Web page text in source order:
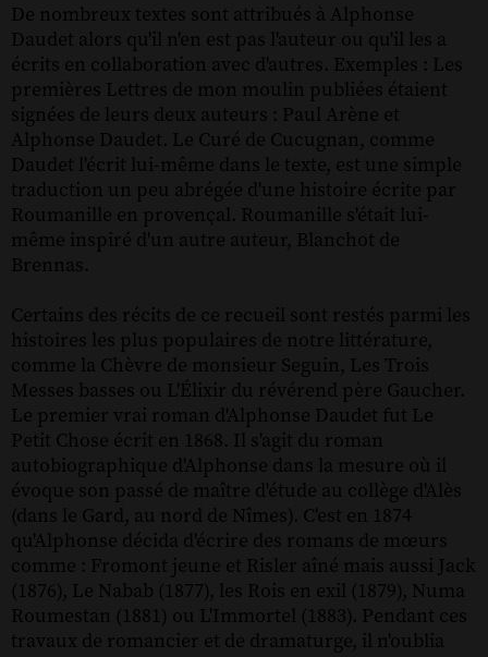
De nombreux textes sont attribués à Alphonse
Daudet alors qu'il n'en est pas l'auteur ou qu'il les a
écrits en collaboration avec d'autres. Exemples : Les
premières Lettres de mon moulin publiées étaient
signées de leurs deux auteurs : Paul Arène et
Alphonse Daudet. Le Curé de Cucugnan, comme
Daudet l'écrit lui-même dans le texte, est une simple
traduction un peu abrégée d'une histoire écrite par
Roumanille en provençal. Roumanille s'était lui-
même inspiré d'un autre auteur, Blanchot de
Brennas.
Certains des récits de ce recueil sont restés parmi les
histoires les plus populaires de notre littérature,
comme la Chèvre de monsieur Seguin, Les Trois
Messes basses ou L'Élixir du révérend père Gaucher.
Le premier vrai roman d'Alphonse Daudet fut Le
Petit Chose écrit en 1868. Il s'agit du roman
autobiographique d'Alphonse dans la mesure où il
évoque son passé de maître d'étude au collège d'Alès
(dans le Gard, au nord de Nîmes). C'est en 1874
qu'Alphonse décida d'écrire des romans de mœurs
comme : Fromont jeune et Risler aîné mais aussi Jack
(1876), Le Nabab (1877), les Rois en exil (1879), Numa
Roumestan (1881) ou L'Immortel (1883). Pendant ces
travaux de romancier et de dramaturge, il n'oublia